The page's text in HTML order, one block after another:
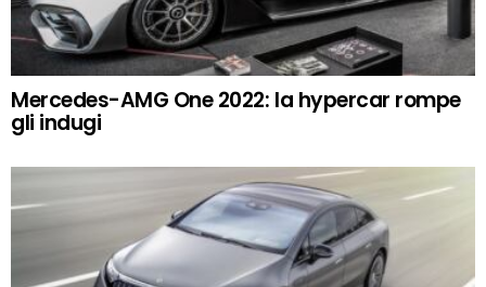
Mercedes-AMG One 2022: la hypercar rompe
gli indugi